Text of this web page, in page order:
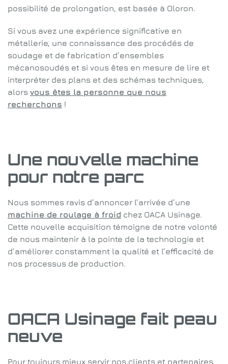
possibilité de prolongation, est basée à Oloron.
Si vous avez une expérience significative en
métallerie, une connaissance des procédés de
soudage et de fabrication d’ensembles
mécanosoudés et si vous êtes en mesure de lire et
interpréter des plans et des schémas techniques,
alors vous êtes la personne que nous
recherchons !
Une nouvelle machine
pour notre parc
Nous sommes ravis d’annoncer l’arrivée d’une
machine de roulage à froid chez OACA Usinage.
Cette nouvelle acquisition témoigne de notre volonté
de nous maintenir à la pointe de la technologie et
d’améliorer constamment la qualité et l’efficacité de
nos processus de production.
OACA Usinage fait peau
neuve
Pour toujours mieux servir nos clients et partenaires,